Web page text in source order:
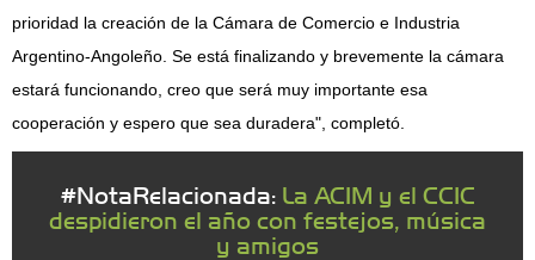
prioridad la creación de la Cámara de Comercio e Industria
Argentino-Angoleño. Se está finalizando y brevemente la cámara
estará funcionando, creo que será muy importante esa
cooperación y espero que sea duradera", completó.
#NotaRelacionada: La ACIM y el CCIC
despidieron el año con festejos, música
y amigos